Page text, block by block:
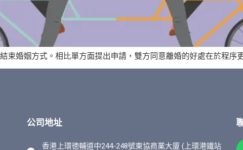
束婚姻方式。相比單方面提出申請，雙方同意離婚的好處在於程序
公司地址
香港上環徳輔道中244-248號東協商業大廈 (上環港鐵站